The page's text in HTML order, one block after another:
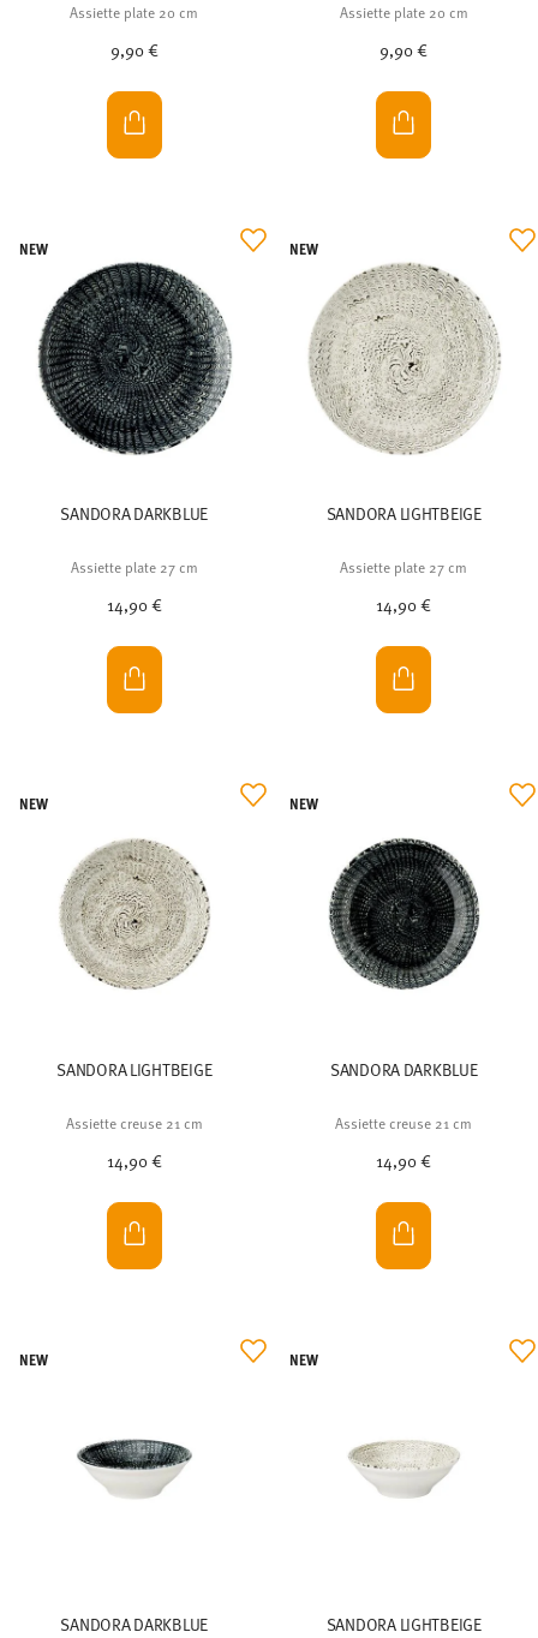
Assiette plate 20 cm
9,90 €
Assiette plate 20 cm
9,90 €
SANDORA DARKBLUE
Assiette plate 27 cm
14,90 €
NEW
SANDORA LIGHTBEIGE
Assiette plate 27 cm
14,90 €
NEW
SANDORA LIGHTBEIGE
Assiette creuse 21 cm
14,90 €
NEW
SANDORA DARKBLUE
Assiette creuse 21 cm
14,90 €
NEW
SANDORA DARKBLUE
NEW
SANDORA LIGHTBEIGE
NEW